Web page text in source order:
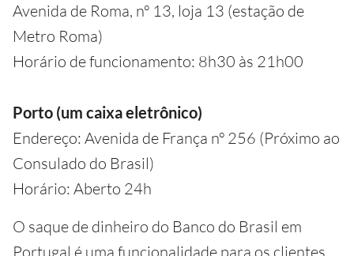
Avenida de Roma, nº 13, loja 13 (estação de
Metro Roma)
Horário de funcionamento: 8h30 às 21h00
Porto (um caixa eletrônico)
Endereço: Avenida de França nº 256 (Próximo ao
Consulado do Brasil)​
Horário: Aberto 24h​
O saque de dinheiro do Banco do Brasil em
Portugal é uma funcionalidade para os clientes,